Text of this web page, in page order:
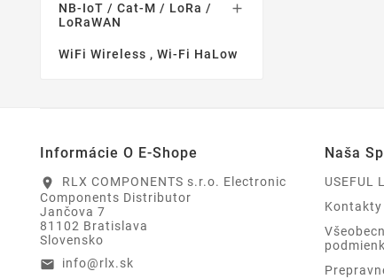
NB-IoT / Cat-M / LoRa /
LoRaWAN

WiFi Wireless , Wi-Fi HaLow
Informácie O E-Shope
location_on
RLX COMPONENTS s.r.o. Electronic
Components Distributor
Jančova 7
81102 Bratislava
Slovensko
email info@rlx.sk
Naša
USEFUL
Kontakty